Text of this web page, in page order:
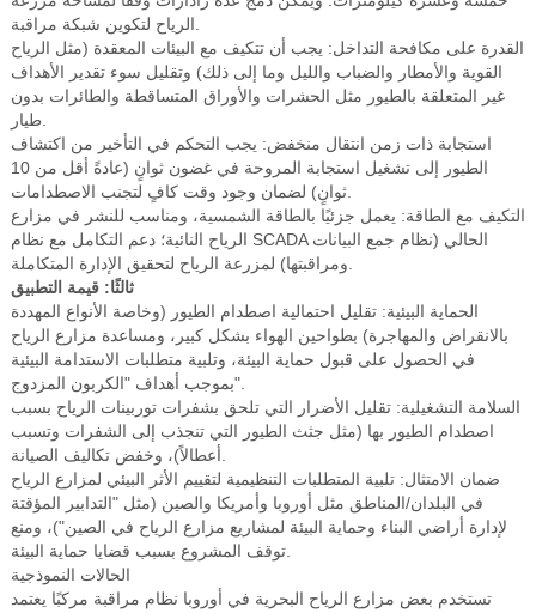
الرياح لتكوين شبكة مراقبة.
القدرة على مكافحة التداخل: يجب أن تتكيف مع البيئات المعقدة (مثل الرياح
القوية والأمطار والضباب والليل وما إلى ذلك) وتقليل سوء تقدير الأهداف
غير المتعلقة بالطيور مثل الحشرات والأوراق المتساقطة والطائرات بدون
طيار.
استجابة ذات زمن انتقال منخفض: يجب التحكم في التأخير من اكتشاف
الطيور إلى تشغيل استجابة المروحة في غضون ثوانٍ (عادةً أقل من 10
ثوانٍ) لضمان وجود وقت كافٍ لتجنب الاصطدامات.
التكيف مع الطاقة: يعمل جزئيًا بالطاقة الشمسية، ومناسب للنشر في مزارع
الرياح النائية؛ دعم التكامل مع نظام SCADA الحالي (نظام جمع البيانات
ومراقبتها) لمزرعة الرياح لتحقيق الإدارة المتكاملة.
ثالثًا: قيمة التطبيق
الحماية البيئية: تقليل احتمالية اصطدام الطيور (وخاصة الأنواع المهددة
بالانقراض والمهاجرة) بطواحين الهواء بشكل كبير، ومساعدة مزارع الرياح
في الحصول على قبول حماية البيئة، وتلبية متطلبات الاستدامة البيئية
بموجب أهداف "الكربون المزدوج".
السلامة التشغيلية: تقليل الأضرار التي تلحق بشفرات توربينات الرياح بسبب
اصطدام الطيور بها (مثل جثث الطيور التي تنجذب إلى الشفرات وتسبب
أعطالاً)، وخفض تكاليف الصيانة.
ضمان الامتثال: تلبية المتطلبات التنظيمية لتقييم الأثر البيئي لمزارع الرياح
في البلدان/المناطق مثل أوروبا وأمريكا والصين (مثل "التدابير المؤقتة
لإدارة أراضي البناء وحماية البيئة لمشاريع مزارع الرياح في الصين")، ومنع
توقف المشروع بسبب قضايا حماية البيئة.
الحالات النموذجية
تستخدم بعض مزارع الرياح البحرية في أوروبا نظام مراقبة مركبًا يعتمد